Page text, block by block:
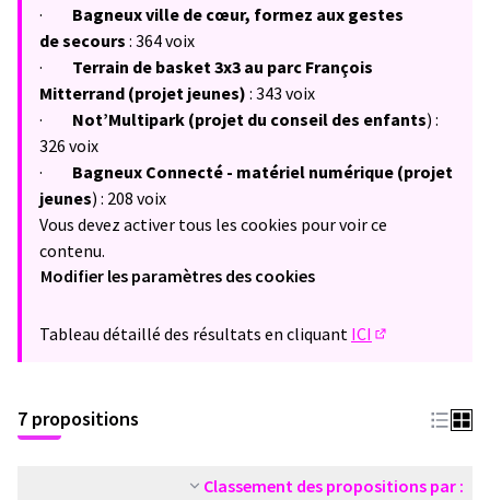
· Bagneux ville de cœur, formez aux gestes
desecours : 364 voix
· Terrain de basket 3x3 au parc François
Mitterrand (projet jeunes) : 343 voix
· Not’Multipark (projet du conseil des enfants) :
326 voix
· Bagneux Connecté - matériel numérique (projet
jeunes) : 208 voix
Vous devez activer tous les cookies pour voir ce
contenu.
Modifier les paramètres des cookies
Tableau détaillé des résultats en cliquant ICI
7 propositions
Classement des propositions par :